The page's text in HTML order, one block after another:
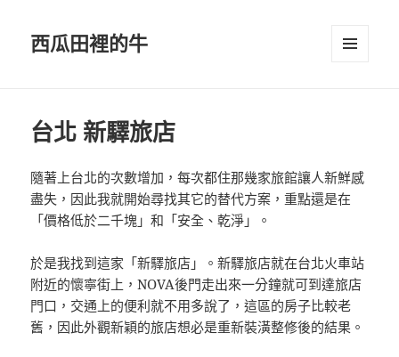
西瓜田裡的牛
台北 新驛旅店
隨著上台北的次數增加，每次都住那幾家旅館讓人新鮮感
盡失，因此我就開始尋找其它的替代方案，重點還是在
「價格低於二千塊」和「安全、乾淨」。
於是我找到這家「新驛旅店」。新驛旅店就在台北火車站
附近的懷寧街上，NOVA後門走出來一分鐘就可到達旅店
門口，交通上的便利就不用多說了，這區的房子比較老
舊，因此外觀新穎的旅店想必是重新裝潢整修後的結果。